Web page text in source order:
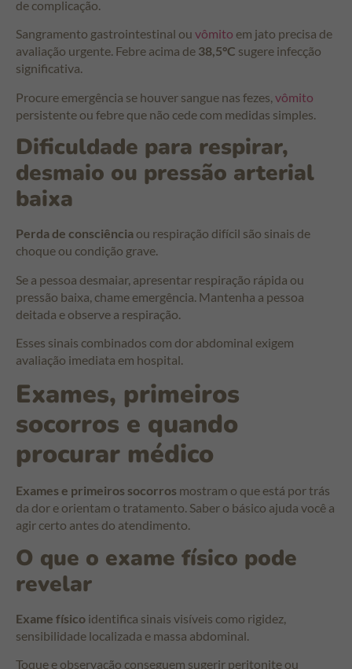
de complicação.
Sangramento gastrointestinal ou vômito em jato precisa de
avaliação urgente. Febre acima de 38,5°C sugere infecção
significativa.
Procure emergência se houver sangue nas fezes, vômito
persistente ou febre que não cede com medidas simples.
Dificuldade para respirar,
desmaio ou pressão arterial
baixa
Perda de consciência ou respiração difícil são sinais de
choque ou condição grave.
Se a pessoa desmaiar, apresentar respiração rápida ou
pressão baixa, chame emergência. Mantenha a pessoa
deitada e observe a respiração.
Esses sinais combinados com dor abdominal exigem
avaliação imediata em hospital.
Exames, primeiros
socorros e quando
procurar médico
Exames e primeiros socorros mostram o que está por trás
da dor e orientam o tratamento. Saber o básico ajuda você a
agir certo antes do atendimento.
O que o exame físico pode
revelar
Exame físico identifica sinais visíveis como rigidez,
sensibilidade localizada e massa abdominal.
Toque e observação conseguem sugerir peritonite ou